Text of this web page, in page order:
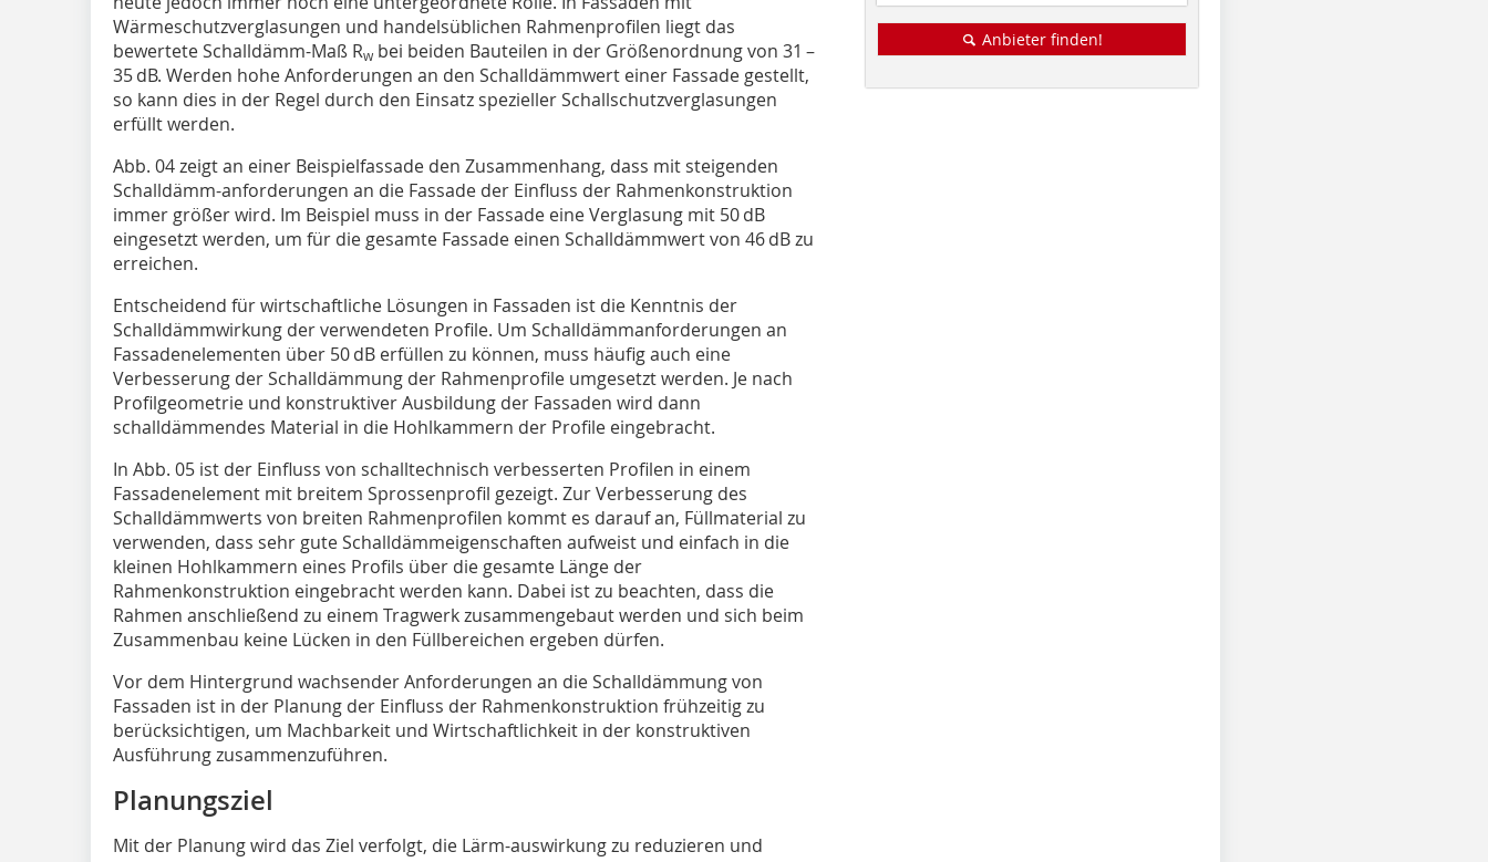
Wärmeschutzverglasungen und handelsüblichen Rahmenprofilen liegt das
bewertete Schalldämm-Maß Rw bei beiden Bauteilen in der Größenordnung von 31 –
35 dB. Werden hohe Anforderungen an den Schalldämmwert einer Fassade gestellt,
so kann dies in der Regel durch den Einsatz spezieller Schallschutzverglasungen
erfüllt werden.
Abb. 04 zeigt an einer Beispielfassade den Zusammenhang, dass mit steigenden
Schalldämm-anforderungen an die Fassade der Einfluss der Rahmenkonstruktion
immer größer wird. Im Beispiel muss in der Fassade eine Verglasung mit 50 dB
eingesetzt werden, um für die gesamte Fassade einen Schalldämmwert von 46 dB zu
erreichen.
Entscheidend für wirtschaftliche Lösungen in Fassaden ist die Kenntnis der
Schalldämmwirkung der verwendeten Profile. Um Schalldämmanforderungen an
Fassadenelementen über 50 dB erfüllen zu können, muss häufig auch eine
Verbesserung der Schalldämmung der Rahmenprofile umgesetzt werden. Je nach
Profilgeometrie und konstruktiver Ausbildung der Fassaden wird dann
schalldämmendes Material in die Hohlkammern der Profile eingebracht.
In Abb. 05 ist der Einfluss von schalltechnisch verbesserten Profilen in einem
Fassadenelement mit breitem Sprossenprofil gezeigt. Zur Verbesserung des
Schalldämmwerts von breiten Rahmenprofilen kommt es darauf an, Füllmaterial zu
verwenden, dass sehr gute Schalldämmeigenschaften aufweist und einfach in die
kleinen Hohlkammern eines Profils über die gesamte Länge der
Rahmenkonstruktion eingebracht werden kann. Dabei ist zu beachten, dass die
Rahmen anschließend zu einem Tragwerk zusammengebaut werden und sich beim
Zusammenbau keine Lücken in den Füllbereichen ergeben dürfen.
Vor dem Hintergrund wachsender Anforderungen an die Schalldämmung von
Fassaden ist in der Planung der Einfluss der Rahmenkonstruktion frühzeitig zu
berücksichtigen, um Machbarkeit und Wirtschaftlichkeit in der konstruktiven
Ausführung zusammenzuführen.
Planungsziel
Mit der Planung wird das Ziel verfolgt, die Lärm-auswirkung zu reduzieren und
Anbieter finden!